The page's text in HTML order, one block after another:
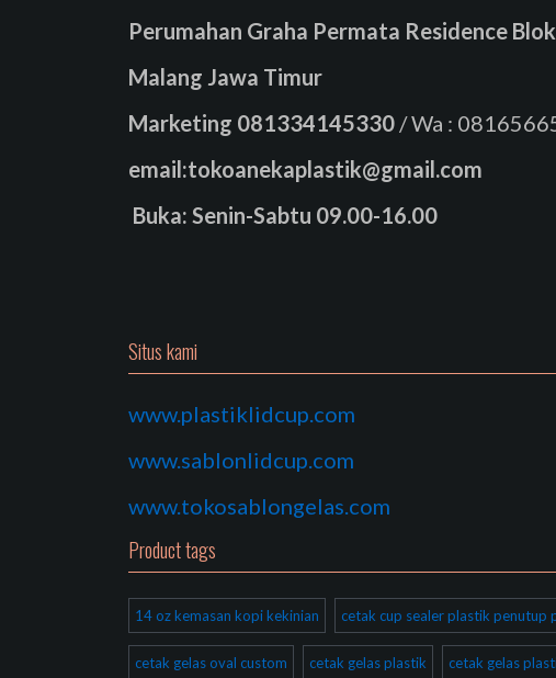
Perumahan Graha Permata Residence
Malang Jawa Timur
Marketing 081334145330 / Wa :
email:tokoanekaplastik@gmail.com
Buka: Senin-Sabtu 09.00-16.00
Situs kami
www.plastiklidcup.com
www.sablonlidcup.com
www.tokosablongelas.com
Product tags
14 oz kemasan kopi kekinian cetak cup sealer plastik penutup
cetak gelas oval custom cetak gelas plastik cetak gelas